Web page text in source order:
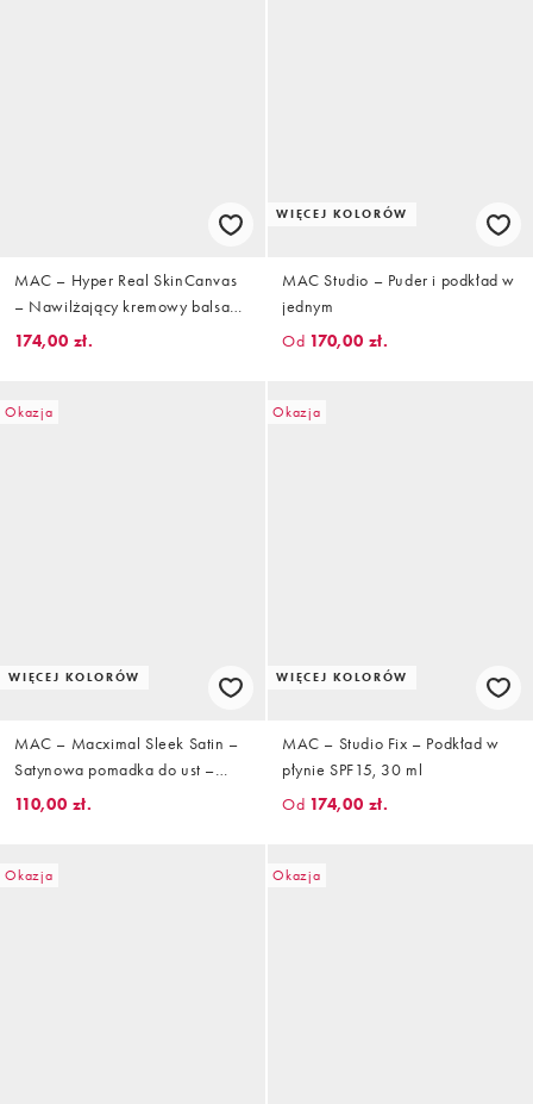
MAC – Hyper Real SkinCanvas
– Nawilżający kremowy balsam:
50 ml
174,00 zł.
WIĘCEJ KOLORÓW
MAC Studio – Puder i podkład w
jednym
Od 170,00 zł.
Okazja
WIĘCEJ KOLORÓW
MAC – Macximal Sleek Satin –
Satynowa pomadka do ust –
Creme D'Nude
110,00 zł.
Okazja
WIĘCEJ KOLORÓW
MAC – Studio Fix – Podkład w
płynie SPF15, 30 ml
Od 174,00 zł.
Okazja Okazja